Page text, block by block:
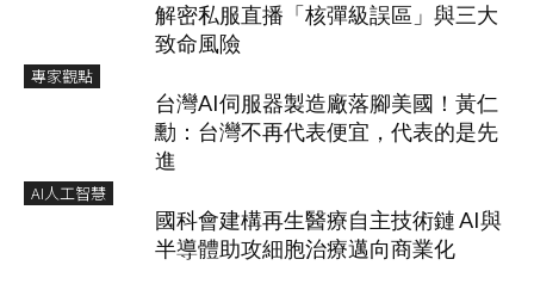
解密私服直播「核彈級誤區」與三大
致命風險
專家觀點
台灣AI伺服器製造廠落腳美國！黃仁
勳：台灣不再代表便宜，代表的是先
進
AI人工智慧
國科會建構再生醫療自主技術鏈 AI與
半導體助攻細胞治療邁向商業化